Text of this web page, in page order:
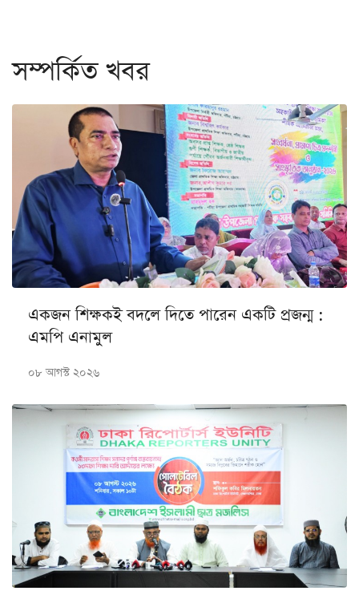
সম্পর্কিত খবর
একজন শিক্ষকই বদলে দিতে পারেন একটি প্রজন্ম :
এমপি এনামুল
০৮ আগস্ট ২০২৬